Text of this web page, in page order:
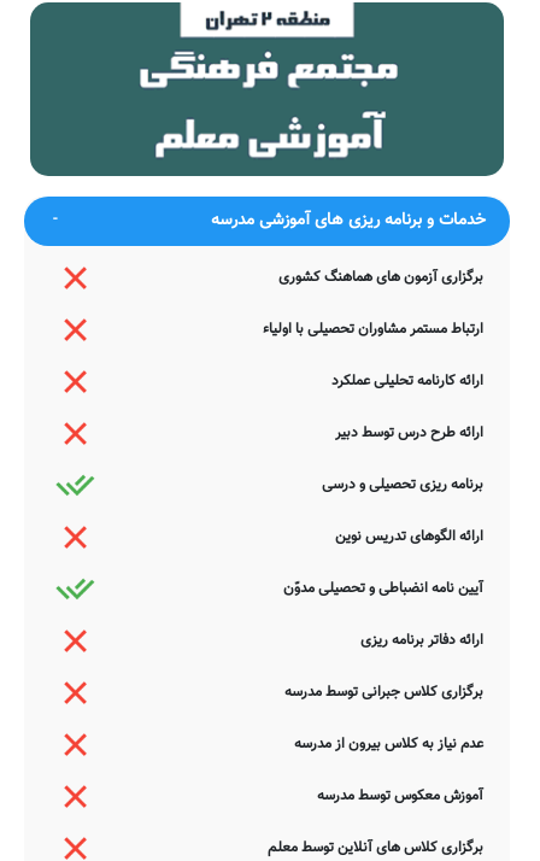
شکر آن را که تو در عشرتی ای مرغ
چمن
به اسیران قفس مژده گلزار بیار
کام جان تلخ شد از صبر که کردم بی
دوست
عشوه‌ای زان لب شیرین شکربار
بیار
دلق حافظ به چه ارزد به می‌اش رنگین
کن
وان گهش مست و خراب از سر
بازار بیار
جستجوی هوشمند سامانه های آنلاین گردآوری شده است. به همین جهت
ممکن است در برخی از موارد، دچار خطا بوده و یا نیازمند بروزرسانی
باشند. چنانچه شما از عوامل این مدرسه هستید و یا اطلاعات دقیقتری در
این خصوص دارید عمیقاً خواهشمندیم ما را جهت اصلاح و تکمیل این
اطلاعات یاری نمایید. سامانه مدرسانه ، مشتاقانه پذیرای دیدگاه ها و نقطه
نظرات تکمیل کننده شما می باشد.
خدمات و برنامه ریزی های آموزشی مدرسه
برگزاری آزمون های هماهنگ کشوری
ارتباط مستمر مشاوران تحصیلی با اولیاء
ارائه کارنامه تحلیلی عملکرد
ارائه طرح درس توسط دبیر
برنامه ریزی تحصیلی و درسی
ارائه الگوهای تدریس نوین
آیین نامه انضباطی و تحصیلی مدوّن
ارائه دفاتر برنامه ریزی
برگزاری کلاس جبرانی توسط مدرسه
عدم نیاز به کلاس بیرون از مدرسه
آموزش معکوس توسط مدرسه
برگزاری کلاس های آنلاین توسط معلم